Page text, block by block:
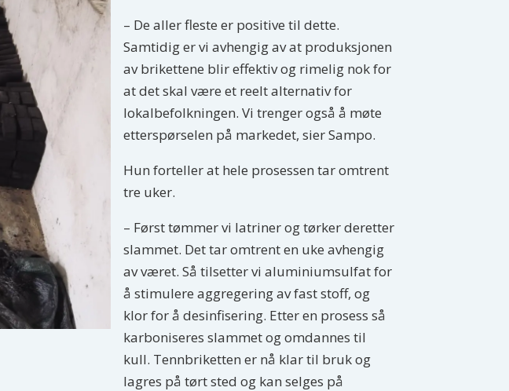
– De aller fleste er positive til dette.
Samtidig er vi avhengig av at produksjonen
av brikettene blir effektiv og rimelig nok for
at det skal være et reelt alternativ for
lokalbefolkningen. Vi trenger også å møte
etterspørselen på markedet, sier Sampo.
Hun forteller at hele prosessen tar omtrent
tre uker.
– Først tømmer vi latriner og tørker deretter
slammet. Det tar omtrent en uke avhengig
av været. Så tilsetter vi aluminiumsulfat for
å stimulere aggregering av fast stoff, og
klor for å desinfisering. Etter en prosess så
karboniseres slammet og omdannes til
kull. Tennbriketten er nå klar til bruk og
lagres på tørt sted og kan selges på